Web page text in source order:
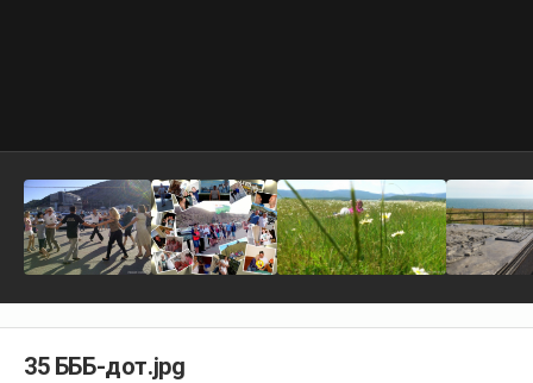
35 БББ-дот.jpg